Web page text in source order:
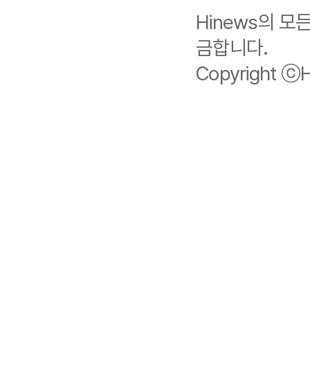
Hinews의 모
금합니다.
Copyright